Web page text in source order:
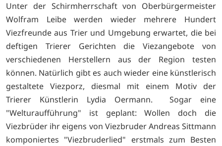
Unter der Schirmherrschaft von Oberbürgermeister
Wolfram Leibe werden wieder mehrere Hundert
Viezfreunde aus Trier und Umgebung erwartet, die bei
deftigen Trierer Gerichten die Viezangebote von
verschiedenen Herstellern aus der Region testen
können. Natürlich gibt es auch wieder eine künstlerisch
gestaltete Viezporz, diesmal mit einem Motiv der
Trierer Künstlerin Lydia Oermann. Sogar eine
"Welturaufführung" ist geplant: Wollen doch die
Viezbrüder ihr eigens von Viezbruder Andreas Sittmann
komponiertes "Viezbruderlied" erstmals zum Besten